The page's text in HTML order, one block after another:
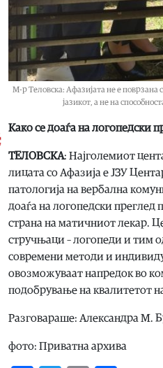
М-р Теловска: Афазијата не е поврзана
јазикот, а не на
Како се доаѓа на логопедски
ТЕЛОВСКА: Најголемиот
лицата со Афазија е ЈЗУ
патологија на вербална
доаѓа на логопедски преглед
страна на матичниот лекар.
стручњаци – логопеди и тим
современи методи и
овозможуваат напредок во
подобрување на квалитетот
Разговараше: Александра М.
фото: Приватна архива